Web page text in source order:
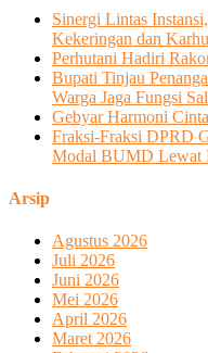
Sinergi Lintas
Kekeringan dan
Perhutani Hadiri
Bupati Tinjau
Warga Jaga Fungsi
Gebyar Harmoni
Fraksi-Fraksi DPRD
Modal BUMD Lewat
Arsip
Agustus 2026
Juli 2026
Juni 2026
Mei 2026
April 2026
Maret 2026